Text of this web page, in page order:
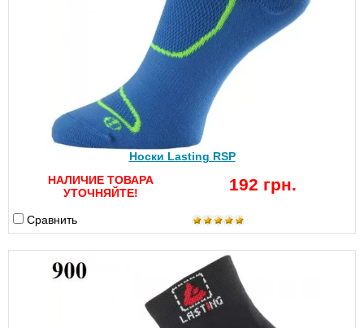
Носки Lasting RSP
НАЛИЧИЕ ТОВАРА
УТОЧНЯЙТЕ!
192 грн.
Сравнить